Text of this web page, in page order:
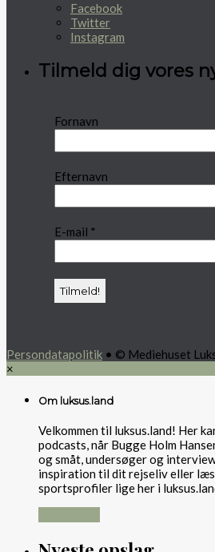
Facebook
Twitter
Instagram
Tilmeld dig vores
Fornavn
Efternavn
E-mail *
Persondatapolitik • © Mediehuset
×
Om luksus.land
Velkommen til luksus.land! Her
podcasts, når Bugge Holm
og småt, undersøger og
inspiration til dit rejseliv eller
sportsprofiler lige her i